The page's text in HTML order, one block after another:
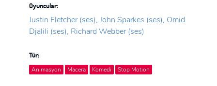
Oyuncular:
Justin Fletcher (ses), John Sparkes (ses), Omid
Djalili (ses), Richard Webber (ses)
Tür:
Animasyon Macera Komedi Stop Motion